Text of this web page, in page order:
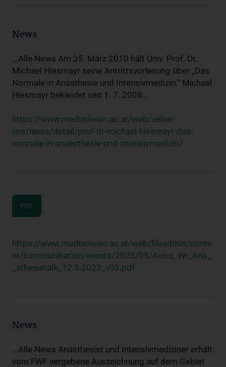
News
...Alle News Am 25. März 2010 hält Univ. Prof. Dr.
Michael Hiesmayr seine Antrittsvorlesung über „Das
Normale in Anästhesie und Intensivmedizin.“ Michael
Hiesmayr bekleidet seit 1. 7. 2008...
https://www.meduniwien.ac.at/web/ueber-
uns/news/detail/prof-dr-michael-hiesmayr-das-
normale-in-anaesthesie-und-intensivmedizin/
PDF
https://www.meduniwien.ac.at/web/fileadmin/conte
nt/kommunikation/events/2023/05/Aviso_Wr_Ana_
_sthesietalk_12.5.2023_v03.pdf
News
...Alle News Anästhesist und Intensivmediziner erhält
vom FWF vergebene Auszeichnung auf dem Gebiet